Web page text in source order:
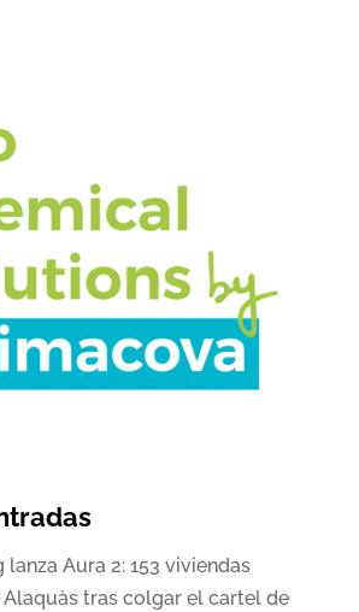
lanza Aura 2: 153 viviendas
tras colgar el cartel de